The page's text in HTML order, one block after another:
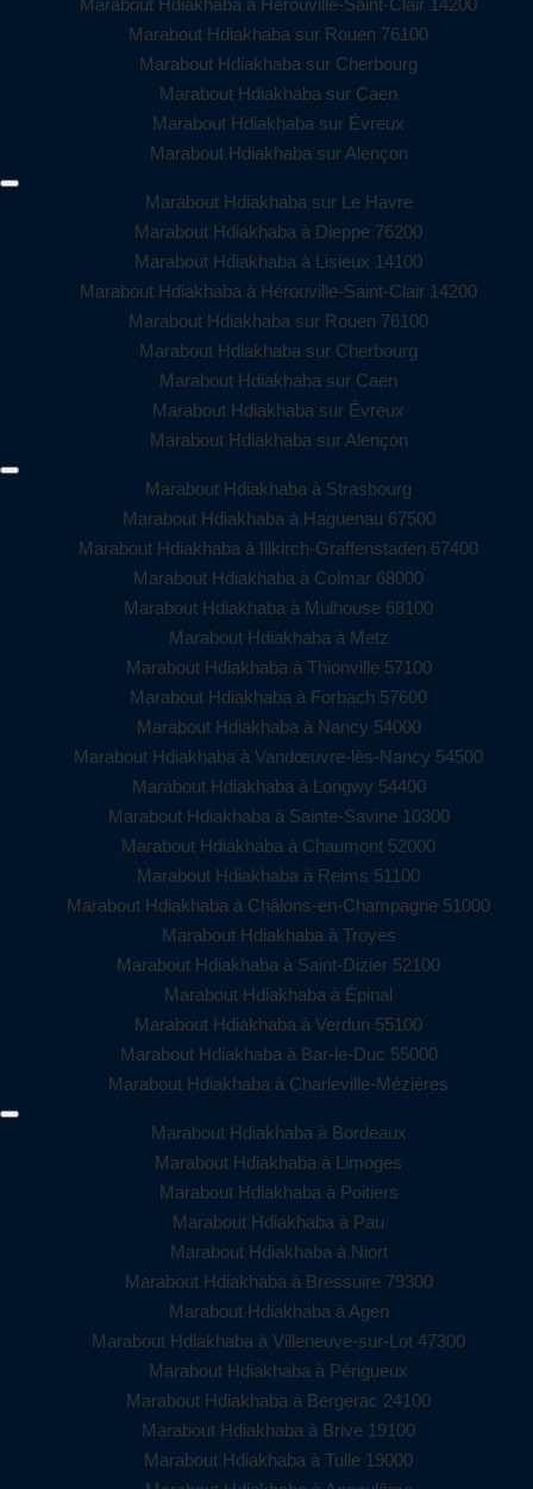
Marabout Hdiakhaba sur Rouen 76100
Marabout Hdiakhaba sur Cherbourg
Marabout Hdiakhaba sur Caen
Marabout Hdiakhaba sur Évreux
Marabout Hdiakhaba sur Alençon
Marabout Hdiakhaba sur Le Havre
Marabout Hdiakhaba à Dieppe 76200
Marabout Hdiakhaba à Lisieux 14100
Marabout Hdiakhaba à Hérouville-Saint-Clair 14200
Marabout Hdiakhaba sur Rouen 76100
Marabout Hdiakhaba sur Cherbourg
Marabout Hdiakhaba sur Caen
Marabout Hdiakhaba sur Évreux
Marabout Hdiakhaba sur Alençon
Marabout Hdiakhaba à Strasbourg
Marabout Hdiakhaba à Haguenau 67500
Marabout Hdiakhaba à Illkirch-Graffenstaden 67400
Marabout Hdiakhaba à Colmar 68000
Marabout Hdiakhaba à Mulhouse 68100
Marabout Hdiakhaba à Metz
Marabout Hdiakhaba à Thionville 57100
Marabout Hdiakhaba à Forbach 57600
Marabout Hdiakhaba à Nancy 54000
Marabout Hdiakhaba à Vandœuvre-lès-Nancy 54500
Marabout Hdiakhaba à Longwy 54400
Marabout Hdiakhaba à Sainte-Savine 10300
Marabout Hdiakhaba à Chaumont 52000
Marabout Hdiakhaba à Reims 51100
Marabout Hdiakhaba à Châlons-en-Champagne 51000
Marabout Hdiakhaba à Troyes
Marabout Hdiakhaba à Saint-Dizier 52100
Marabout Hdiakhaba à Épinal
Marabout Hdiakhaba à Verdun 55100
Marabout Hdiakhaba à Bar-le-Duc 55000
Marabout Hdiakhaba à Charleville-Mézières
Marabout Hdiakhaba à Bordeaux
Marabout Hdiakhaba à Limoges
Marabout Hdiakhaba à Poitiers
Marabout Hdiakhaba à Pau
Marabout Hdiakhaba à Niort
Marabout Hdiakhaba à Bressuire 79300
Marabout Hdiakhaba à Agen
Marabout Hdiakhaba à Villeneuve-sur-Lot 47300
Marabout Hdiakhaba à Périgueux
Marabout Hdiakhaba à Bergerac 24100
Marabout Hdiakhaba à Brive 19100
Marabout Hdiakhaba à Tulle 19000